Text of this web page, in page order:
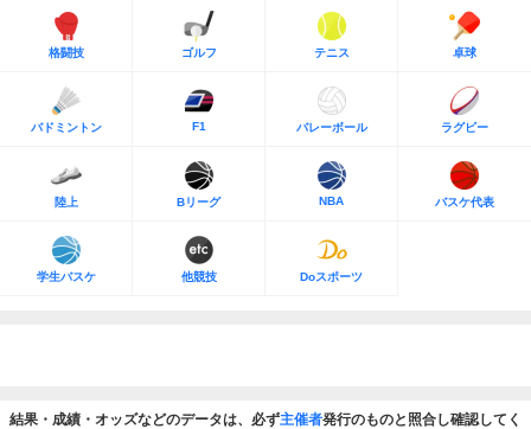
格闘技 ゴルフ テニス 卓球
バドミントン F1 バレーボール ラグビー
陸上 Bリーグ NBA バスケ代表
学生バスケ 他競技 Doスポーツ
結果・成績・オッズなどのデータは、必ず主催者発行のものと照合し確認してく